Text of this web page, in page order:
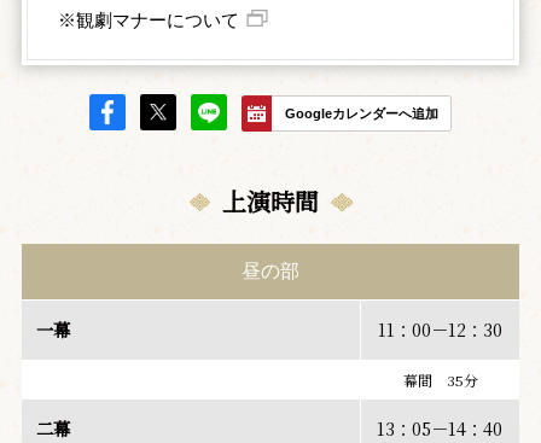
※観劇マナーについて
Googleカレンダーへ追加
上演時間
昼の部
一幕 11：00－12：30
幕間 35分
二幕 13：05－14：40